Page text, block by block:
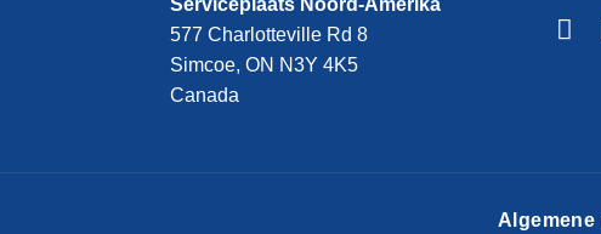
577 Charlotteville Rd 8
Simcoe, ON N3Y 4K5
Canada